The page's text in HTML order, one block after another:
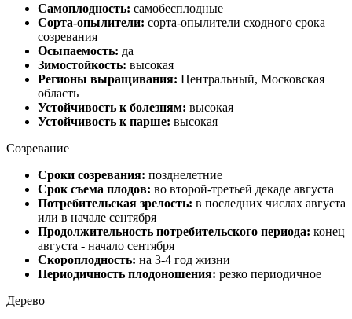
Самоплодность: самобесплодные
Сорта-опылители: сорта-опылители сходного срока
созревания
Осыпаемость: да
Зимостойкость: высокая
Регионы выращивания: Центральный, Московская
область
Устойчивость к болезням: высокая
Устойчивость к парше: высокая
Созревание
Сроки созревания: позднелетние
Срок съема плодов: во второй-третьей декаде августа
Потребительская зрелость: в последних числах августа
или в начале сентября
Продолжительность потребительского периода: конец
августа - начало сентября
Скороплодность: на 3-4 год жизни
Периодичность плодоношения: резко периодичное
Дерево